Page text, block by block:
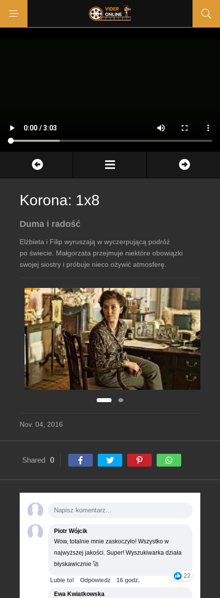
Korona: 1x8
Duma i radość
Elżbieta i Filip wyruszają w wyczerpującą podróż
po świecie. Małgorzata przejmuje niektóre obowiązki
swojej siostry i próbuje nieco ożywić atmosferę.
Nov. 04, 2016
Shared 0
Piotr Wójcik
Wow, totalnie mnie zaskoczyło! Wszystko w
najwyższej jakości. Super! Wyszukiwarka działa
błyskawicznie 🚀
22
Lubie to! Odpowiedz
16 godz.
Ewa Kwiatkowska